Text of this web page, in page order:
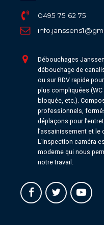
0495 75 62 75
Débouchages
débouchage de
ou sur RDV rapide
plus compliquées
bloquée, etc.).
professionnels,
déplaçons pour
l’assainissement et le
L’inspection caméra
moderne qui nous
notre travail.